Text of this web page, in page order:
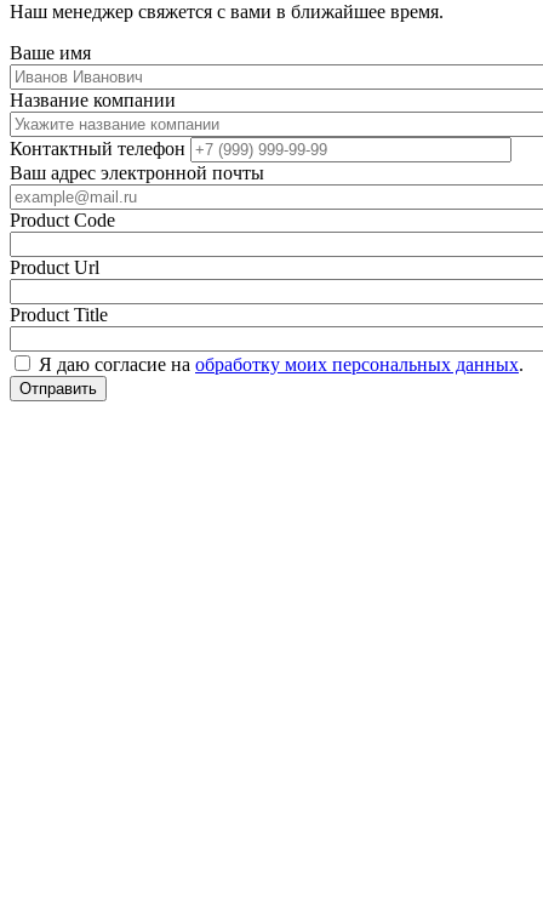
Наш менеджер свяжется с вами в ближайшее время.
Ваше имя
Название компании
Контактный телефон
Ваш адрес электронной почты
Product Code
Product Url
Product Title
Я даю согласие на обработку моих персональных данных.
Отправить